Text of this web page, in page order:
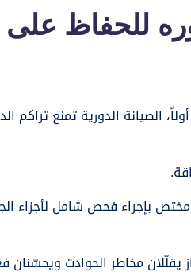
للحفاظ
الصيانة الدورية تمنع تراكم
بإجراء فحص شامل لأجزاء
مخاطر الحوادث ويحسّنان